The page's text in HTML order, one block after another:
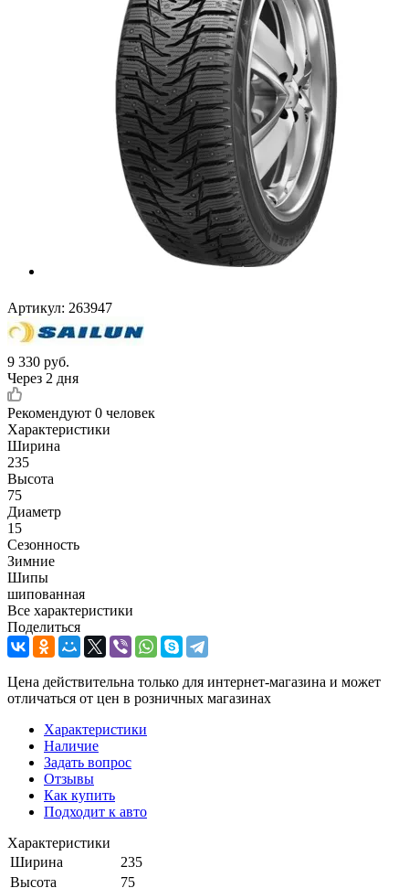
Артикул: 263947
9 330 руб.
Через 2 дня
Рекомендуют 0 человек
Характеристики
Ширина
235
Высота
75
Диаметр
15
Сезонность
Зимние
Шипы
шипованная
Все характеристики
Поделиться
Цена действительна только для интернет-магазина и может
отличаться от цен в розничных магазинах
Характеристики
Наличие
Задать вопрос
Отзывы
Как купить
Подходит к авто
Характеристики
Ширина
235
Высота
75